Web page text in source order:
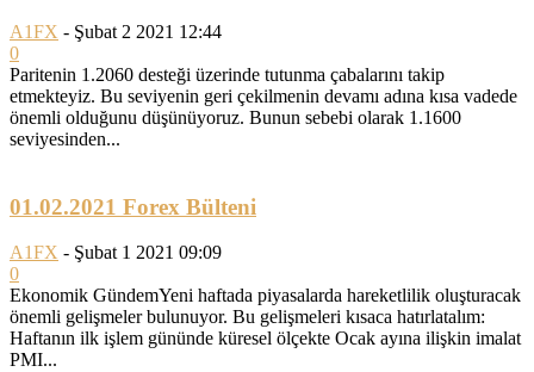
A1FX - Şubat 2 2021 12:44
0
Paritenin 1.2060 desteği üzerinde tutunma çabalarını takip
etmekteyiz. Bu seviyenin geri çekilmenin devamı adına kısa vadede
önemli olduğunu düşünüyoruz. Bunun sebebi olarak 1.1600
seviyesinden...
01.02.2021 Forex Bülteni
A1FX - Şubat 1 2021 09:09
0
Ekonomik GündemYeni haftada piyasalarda hareketlilik oluşturacak
önemli gelişmeler bulunuyor. Bu gelişmeleri kısaca hatırlatalım:
Haftanın ilk işlem gününde küresel ölçekte Ocak ayına ilişkin imalat
PMI...